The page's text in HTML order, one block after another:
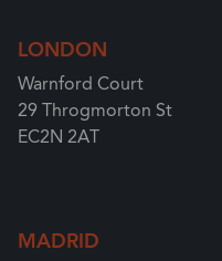
LONDON
Warnford Court
29 Throgmorton St
EC2N 2AT
MADRID